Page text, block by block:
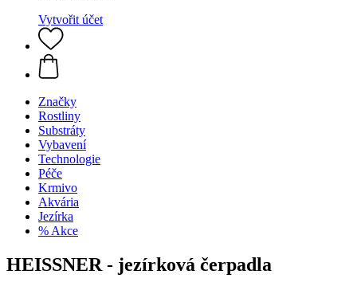
Vytvořit účet
Značky
Rostliny
Substráty
Vybavení
Technologie
Péče
Krmivo
Akvária
Jezírka
% Akce
HEISSNER - jezírková čerpadla